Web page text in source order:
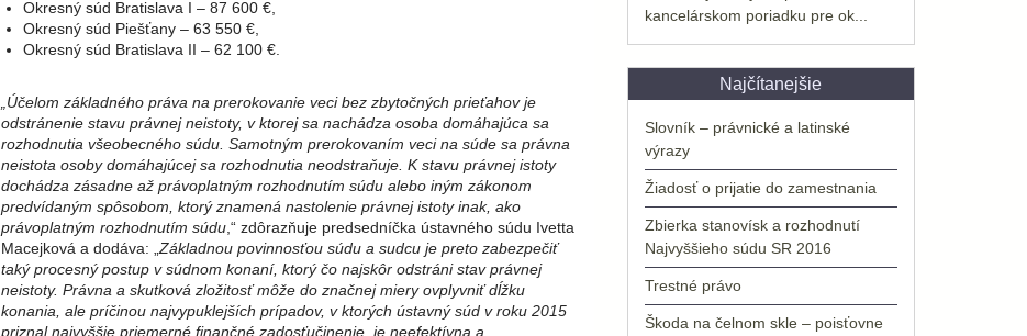
Okresný súd Bratislava I – 87 600 €,
Okresný súd Piešťany – 63 550 €,
Okresný súd Bratislava II – 62 100 €.
„Účelom základného práva na prerokovanie veci bez zbytočných prieťahov je
odstránenie stavu právnej neistoty, v ktorej sa nachádza osoba domáhajúca sa
rozhodnutia všeobecného súdu. Samotným prerokovaním veci na súde sa právna
neistota osoby domáhajúcej sa rozhodnutia neodstraňuje. K stavu právnej istoty
dochádza zásadne až právoplatným rozhodnutím súdu alebo iným zákonom
predvídaným spôsobom, ktorý znamená nastolenie právnej istoty inak, ako
právoplatným rozhodnutím súdu,“ zdôrazňuje predsedníčka ústavného súdu Ivetta
Macejková a dodáva: „ Základnou povinnosťou súdu a sudcu je preto zabezpečiť
taký procesný postup v súdnom konaní, ktorý čo najskôr odstráni stav právnej
neistoty. Právna a skutková zložitosť môže do značnej miery ovplyvniť dĺžku
konania, ale príčinou najvypuklejších prípadov, v ktorých ústavný súd v roku 2015
priznal najvyššie priemerné finančné zadosťučinenie, je neefektívna a
kancelárskom poriadku pre ok...
Najčítanejšie
Slovník – právnické a latinské
výrazy
Žiadosť o prijatie do zamestnania
Zbierka stanovísk a rozhodnutí
Najvyššieho súdu SR 2016
Trestné právo
Škoda na čelnom skle – poisťovne